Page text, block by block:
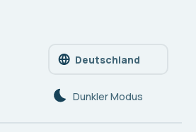
Deutschland
Dunkler Modus